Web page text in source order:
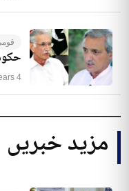
4 years پہلے
مزید خبریں